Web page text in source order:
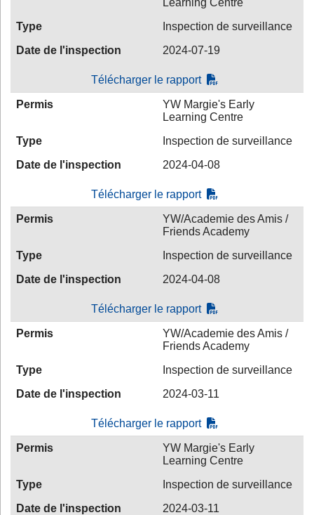
Learning Centre
Type
Inspection de surveillance
Date de l'inspection
2024-07-19
Télécharger le rapport
Permis
YW Margie's Early
Learning Centre
Type
Inspection de surveillance
Date de l'inspection
2024-04-08
Télécharger le rapport
Permis
YW/Academie des Amis /
Friends Academy
Type
Inspection de surveillance
Date de l'inspection
2024-04-08
Télécharger le rapport
Permis
YW/Academie des Amis /
Friends Academy
Type
Inspection de surveillance
Date de l'inspection
2024-03-11
Télécharger le rapport
Permis
YW Margie's Early
Learning Centre
Type
Inspection de surveillance
Date de l'inspection
2024-03-11